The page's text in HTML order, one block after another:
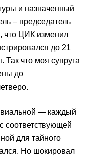
и назначенный
– председатель
что ЦИК изменил
до 21
Так что моя супруга
до
— каждый
соответствующей
для тайного
Но шокировал